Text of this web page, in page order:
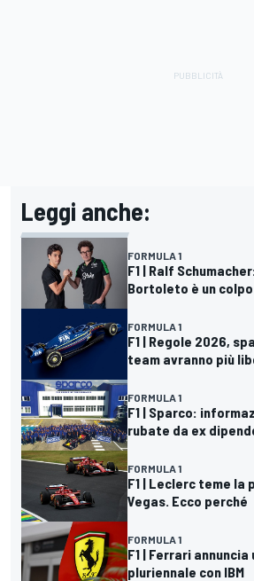
Leggi anche:
FORMULA 1
F1 | Ralf
Bortoleto è un
FORMULA 1
F1 | Regole 2026,
team avranno più
FORMULA 1
F1 | Sparco:
rubate da ex
FORMULA 1
F1 | Leclerc teme
Vegas. Ecco perché
FORMULA 1
F1 | Ferrari
pluriennale con IBM